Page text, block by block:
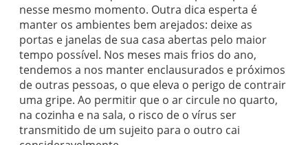
nesse mesmo momento. Outra dica esperta é
manter os ambientes bem arejados: deixe as
portas e janelas de sua casa abertas pelo maior
tempo possível. Nos meses mais frios do ano,
tendemos a nos manter enclausurados e próximos
de outras pessoas, o que eleva o perigo de contrair
uma gripe. Ao permitir que o ar circule no quarto,
na cozinha e na sala, o risco de o vírus ser
transmitido de um sujeito para o outro cai